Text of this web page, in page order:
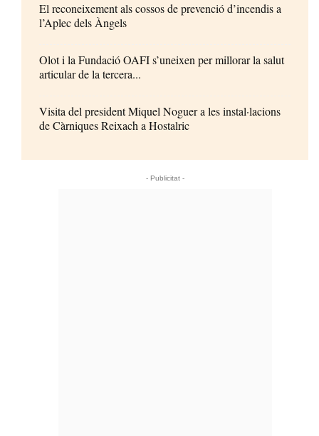
El reconeixement als cossos de prevenció d’incendis a
l’Aplec dels Àngels
Olot i la Fundació OAFI s’uneixen per millorar la salut
articular de la tercera...
Visita del president Miquel Noguer a les instal·lacions
de Càrniques Reixach a Hostalric
- Publicitat -